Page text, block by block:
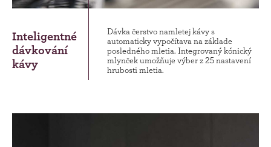
Inteligentné
dávkování
kávy
Dávka čerstvo namletej kávy s
automaticky vypočítava na základe
posledného mletia. Integrovaný kónický
mlynček umožňuje výber z 25 nastavení
hrubosti mletia.